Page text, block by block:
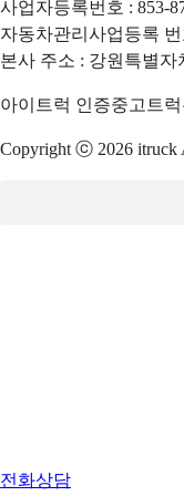
사업자등록번호 : 853-
자동차관리사업등록
본사 주소 : 강원특별자
아이트럭 인증중고트
Copyright ⓒ 2026 itruck
전화상담